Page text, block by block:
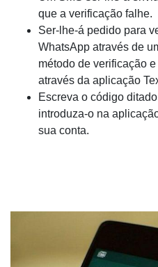
que a verificação falhe.
Ser-lhe-á pedido para
WhatsApp através de
método de verificação
através da aplicação
Escreva o código
introduza-o na
sua conta.